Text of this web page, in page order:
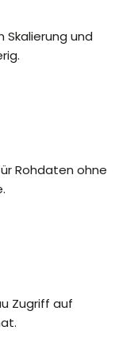
Skalierung und
Rohdaten ohne
Zugriff auf